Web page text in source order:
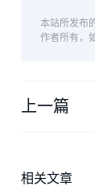
本站所发布
作者所有，
上一篇
相关文章